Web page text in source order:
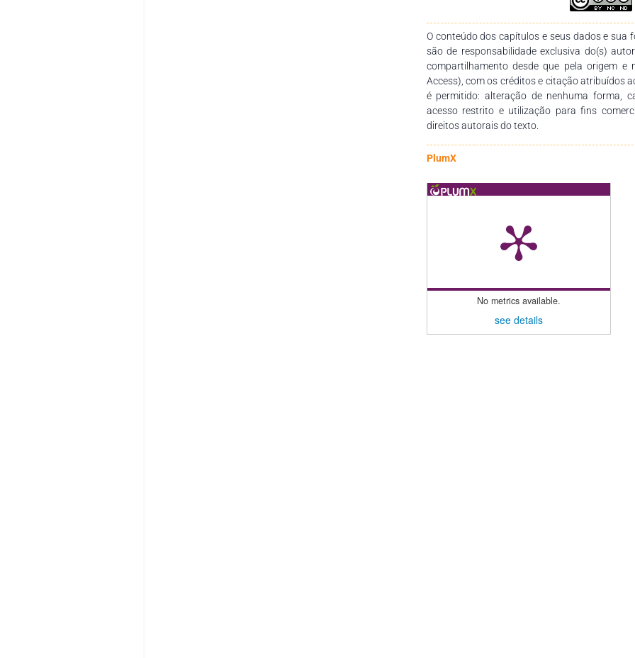
O conteúdo dos capítulos e seus dados e sua
são de responsabilidade exclusiva do(s)
compartilhamento desde que pela origem e
Access), com os créditos e citação atribuídos
é permitido: alteração de nenhuma forma,
acesso restrito e utilização para fins
direitos autorais do texto.
PlumX
No metrics available.
see details